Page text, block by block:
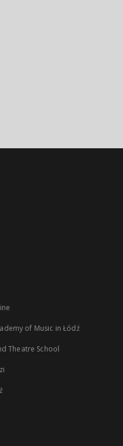
of Music in Łódź
Theatre School